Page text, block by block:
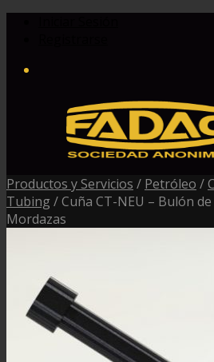
Productos y Servicios / Petróleo /
Tubing /Cuña CT-NEU – Bulón
Mordazas